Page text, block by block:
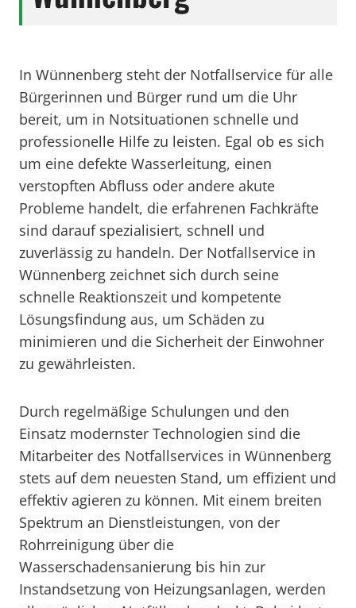
In Wünnenberg steht der Notfallservice für alle
Bürgerinnen und Bürger rund um die Uhr
bereit, um in Notsituationen schnelle und
professionelle Hilfe zu leisten. Egal ob es sich
um eine defekte Wasserleitung, einen
verstopften Abfluss oder andere akute
Probleme handelt, die erfahrenen Fachkräfte
sind darauf spezialisiert, schnell und
zuverlässig zu handeln. Der Notfallservice in
Wünnenberg zeichnet sich durch seine
schnelle Reaktionszeit und kompetente
Lösungsfindung aus, um Schäden zu
minimieren und die Sicherheit der Einwohner
zu gewährleisten.
Durch regelmäßige Schulungen und den
Einsatz modernster Technologien sind die
Mitarbeiter des Notfallservices in Wünnenberg
stets auf dem neuesten Stand, um effizient und
effektiv agieren zu können. Mit einem breiten
Spektrum an Dienstleistungen, von der
Rohrreinigung über die
Wasserschadensanierung bis hin zur
Instandsetzung von Heizungsanlagen, werden